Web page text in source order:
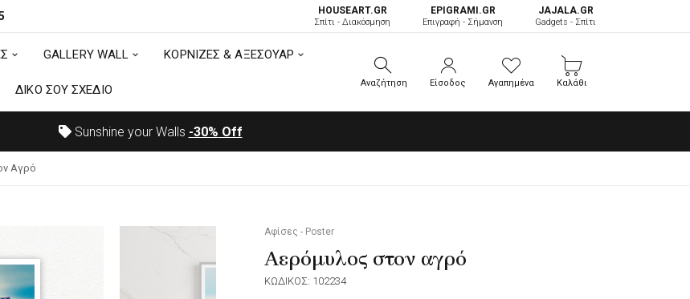
ΔΙΚΟ ΣΟΥ ΣΧΕΔΙΟ
HOUSEART.GR
Σπίτι - Διακόσμηση
ΕPIGRAMI.GR
Επιγραφή - Σήμανση
JAJALA.GR
Gadgets - Σπίτι
GALLERY WALL ΚΟΡΝΙΖΕΣ & ΑΞΕΣΟΥΑΡ
ΔΙΚΟ ΣΟΥ ΣΧΕΔΙΟ Αναζήτηση Είσοδος Αγαπημένα Καλάθι
Sunshine your Walls -30% Off
Αγρό
Αφίσες - Poster
Αερόμυλος στον αγρό
ΚΩΔΙΚΟΣ: 102234